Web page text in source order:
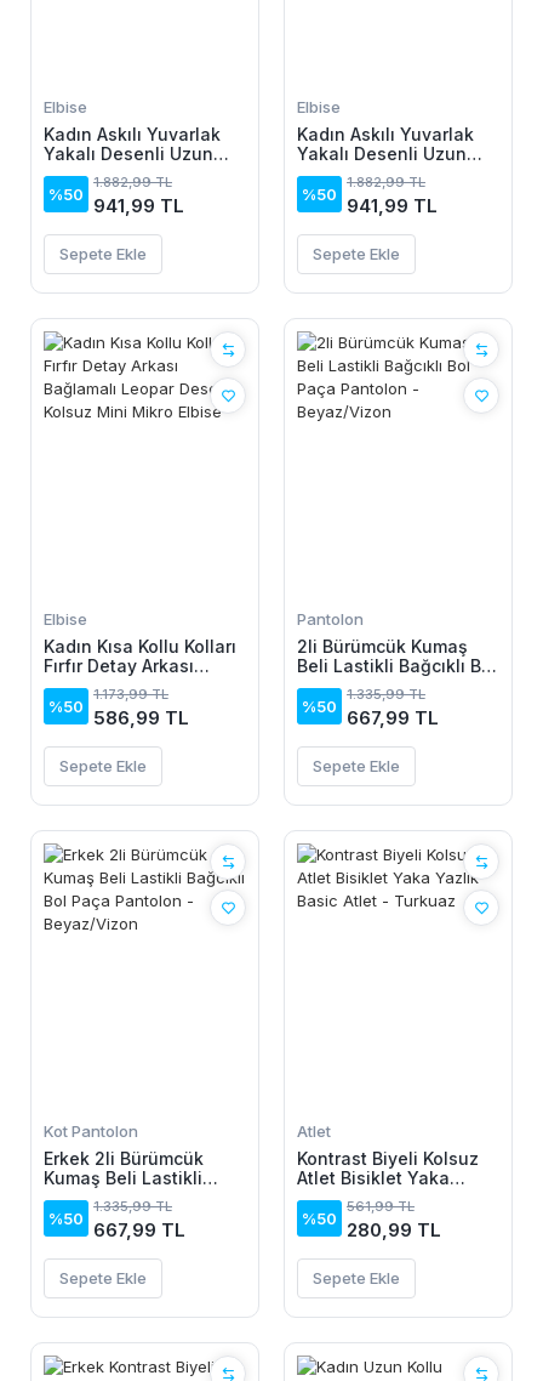
Elbise
Kadın Askılı Yuvarlak
Yakalı Desenli Uzun
Süprem Elbise
%50
1.882,99 TL
941,99 TL
Sepete Ekle
Elbise
Kadın Askılı Yuvarlak
Yakalı Desenli Uzun
Süprem Elbise
%50
1.882,99 TL
941,99 TL
Sepete Ekle
Elbise
Kadın Kısa Kollu Kolları
Fırfır Detay Arkası
Bağlamalı Leopar
Desen Kolsuz Mini
Mikro Elbise
%50
1.173,99 TL
586,99 TL
Sepete Ekle
Pantolon
2li Bürümcük Kumaş
Beli Lastikli Bağcıklı Bol
Paça Pantolon -
Beyaz/Vizon
%50
1.335,99 TL
667,99 TL
Sepete Ekle
Kot Pantolon
Erkek 2li Bürümcük
Kumaş Beli Lastikli
Bağcıklı Bol Paça
Pantolon - Beyaz/Vizon
%50
1.335,99 TL
667,99 TL
Sepete Ekle
Atlet
Kontrast Biyeli Kolsuz
Atlet Bisiklet Yaka
Yazlık Basic Atlet -
Turkuaz
%50
561,99 TL
280,99 TL
Sepete Ekle